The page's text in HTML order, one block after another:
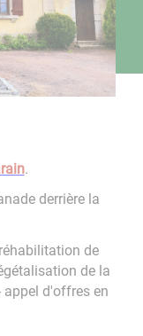
.
derrière la
de
de la
appel d'offres en